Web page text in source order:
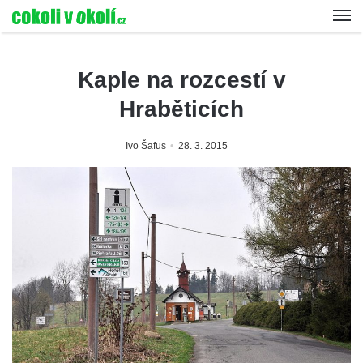
Kaple na rozcestí v
Hraběticích
Ivo Šafus 28. 3. 2015